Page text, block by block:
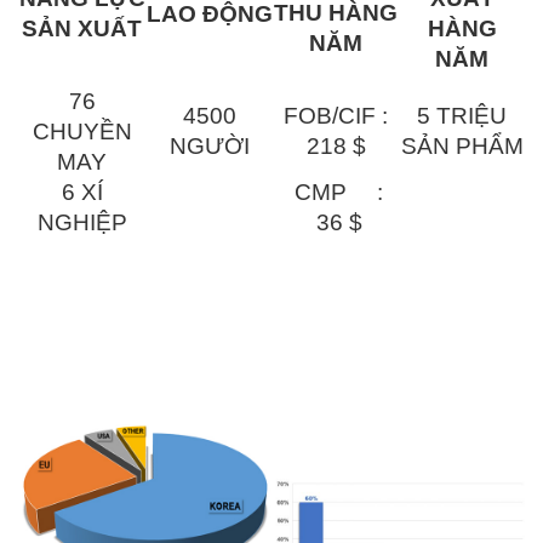
SẢN XUẤT
LAO ĐỘNGTHU HÀNG
NĂM
HÀNG
NĂM
76
CHUYỀN
MAY
4500
NGƯỜI
FOB/CIF :
218 $
5 TRIỆU
SẢN PHẨM
6 XÍ
NGHIỆP
CMP :
36 $